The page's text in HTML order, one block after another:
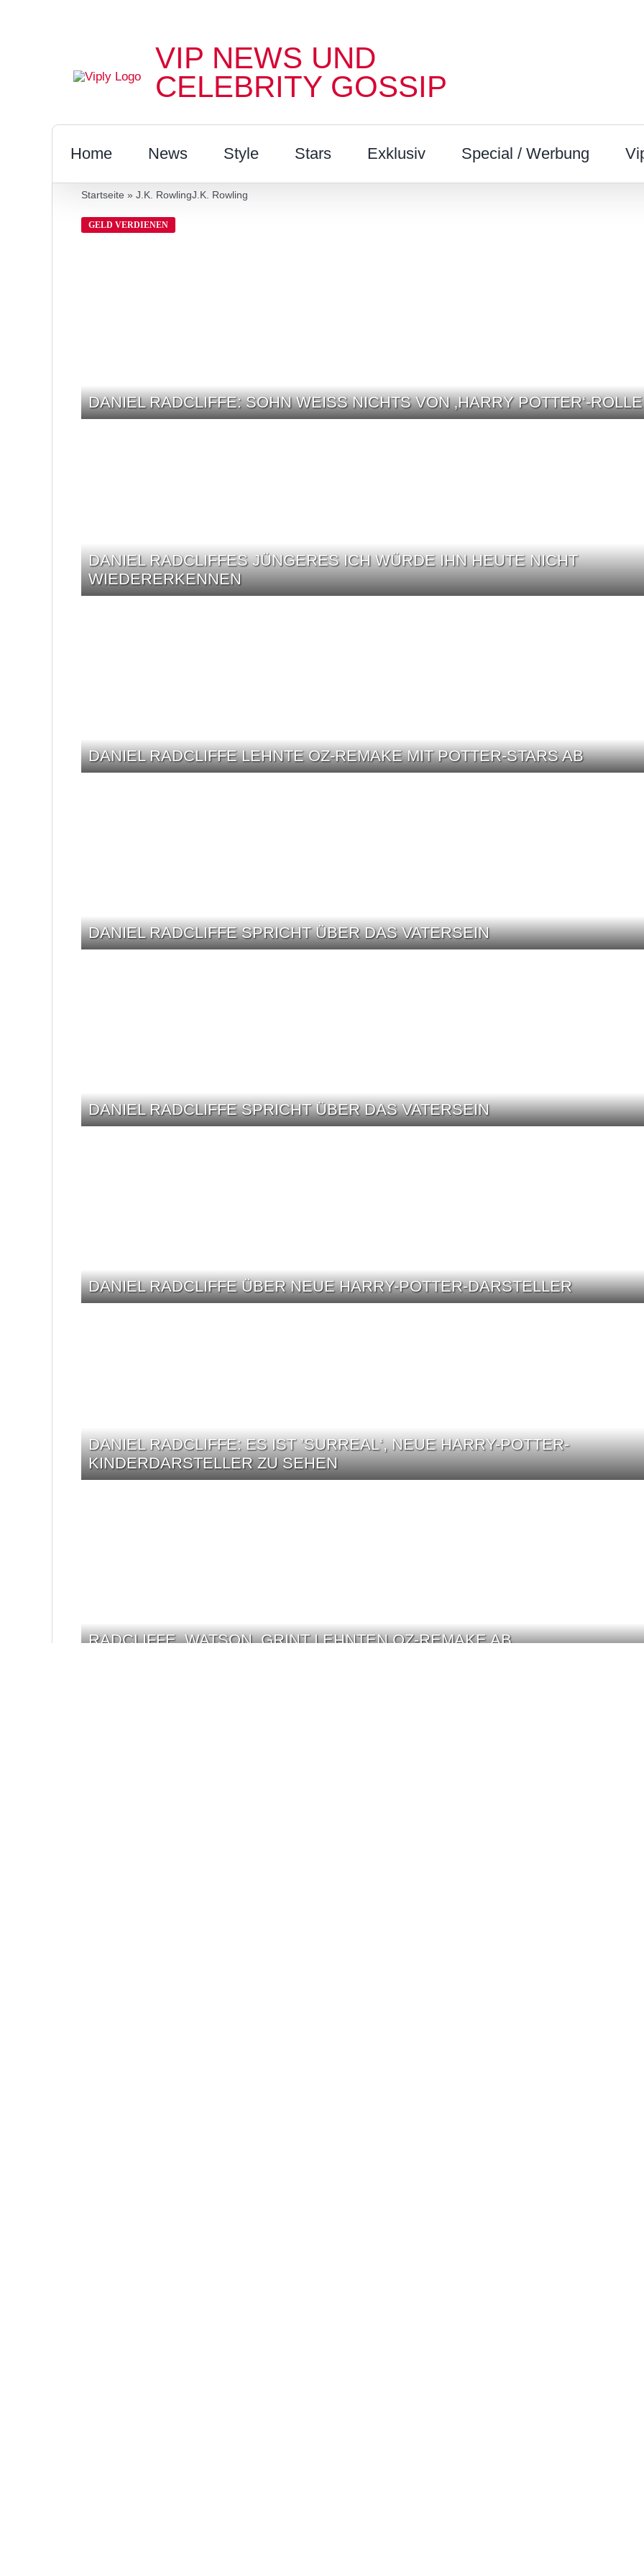
VIP NEWS UND
CELEBRITY GOSSIP
Home News Style Stars Exklusiv Special / Werbung
Startseite » J.K. RowlingJ.K. Rowling
GELD VERDIENEN
DANIEL RADCLIFFE: SOHN WEISS NICHTS VON ‚HARRY POTTER‘-ROLLE
DANIEL RADCLIFFES JÜNGERES ICH WÜRDE IHN HEUTE NICHT
WIEDERERKENNEN
DANIEL RADCLIFFE LEHNTE OZ-REMAKE MIT POTTER-STARS AB
DANIEL RADCLIFFE SPRICHT ÜBER DAS VATERSEIN
DANIEL RADCLIFFE SPRICHT ÜBER DAS VATERSEIN
DANIEL RADCLIFFE ÜBER NEUE HARRY-POTTER-DARSTELLER
DANIEL RADCLIFFE: ES IST ’SURREAL‘, NEUE HARRY-POTTER-
KINDERDARSTELLER ZU SEHEN
RADCLIFFE, WATSON, GRINT LEHNTEN OZ-REMAKE AB